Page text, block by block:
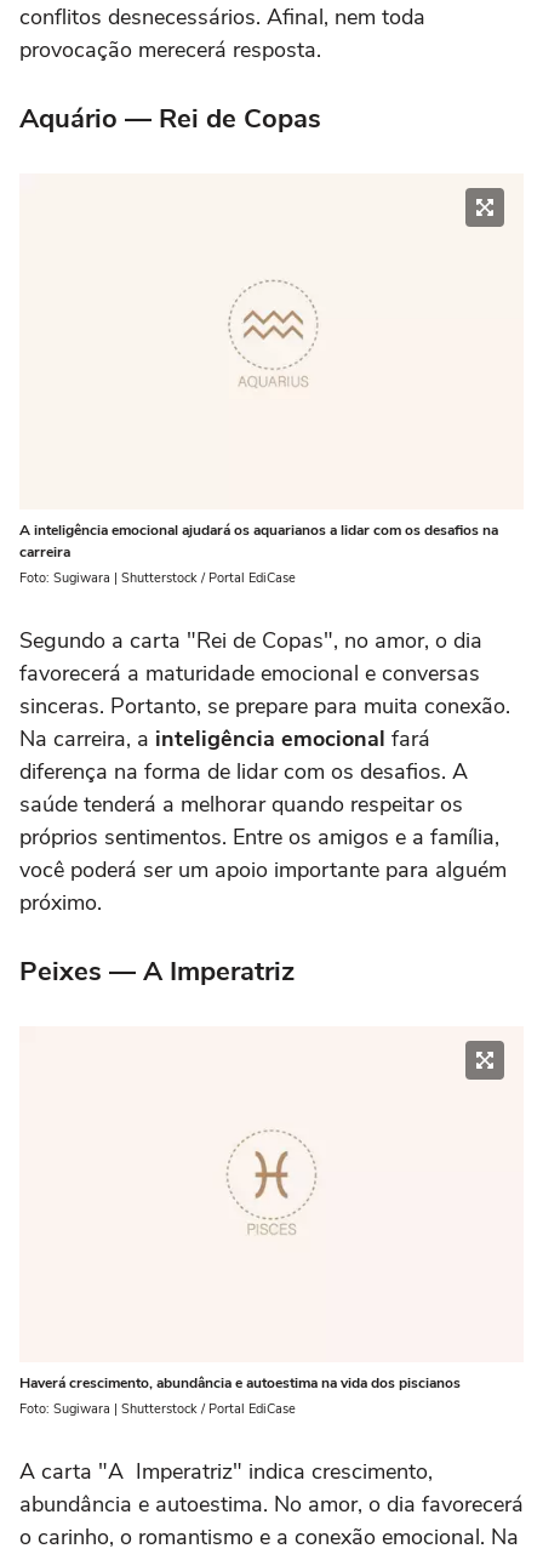
conflitos desnecessários. Afinal, nem toda
provocação merecerá resposta.
Aquário — Rei de Copas
A inteligência emocional ajudará os aquarianos a lidar com os desafios na
carreira
Foto: Sugiwara | Shutterstock / Portal EdiCase
Segundo a carta "Rei de Copas", no amor, o dia
favorecerá a maturidade emocional e conversas
sinceras. Portanto, se prepare para muita conexão.
Na carreira, a inteligência emocional fará
diferença na forma de lidar com os desafios. A
saúde tenderá a melhorar quando respeitar os
próprios sentimentos. Entre os amigos e a família,
você poderá ser um apoio importante para alguém
próximo.
Peixes — A Imperatriz
Haverá crescimento, abundância e autoestima na vida dos piscianos
Foto: Sugiwara | Shutterstock / Portal EdiCase
A carta "A Imperatriz" indica crescimento,
abundância e autoestima. No amor, o dia favorecerá
o carinho, o romantismo e a conexão emocional. Na